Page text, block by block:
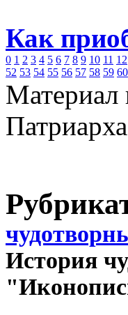
Как
0 1 2 3 4 5 6 7 8 9 10 11 12
52 53 54 55 56 57 58 59 60
Материал
История